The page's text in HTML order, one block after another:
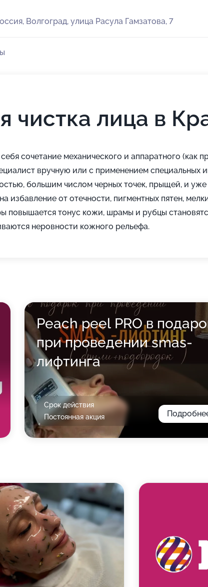
Волгоград, улица Расула Гамзатова, 7
чистка лица в
сочетание механического и аппаратного (как
вручную или с применением специальных
большим числом черных точек, прыщей, и
от отечности, пигментных пятен,
повышается тонус кожи, шрамы и рубцы
неровности кожного рельефа.
Peach peel PRO в
при проведении smas-
лифтинга
Срок действия
Постоянная акция